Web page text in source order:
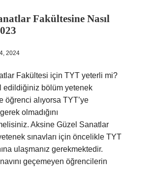
Fakültesine Nasıl
2024
Fakültesi için TYT yeterli mi?
edildiğiniz bölüm yetenek
öğrenci alıyorsa TYT’ye
olmadığını
Aksine Güzel Sanatlar
sınavları için öncelikle TYT
ulaşmanız gerekmektedir.
geçemeyen öğrencilerin